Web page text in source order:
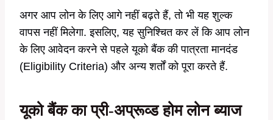
अगर आप लोन के लिए आगे नहीं बढ़ते हैं, तो भी यह शुल्क
वापस नहीं मिलेगा. इसलिए, यह सुनिश्चित कर लें कि आप लोन
के लिए आवेदन करने से पहले यूको बैंक की पात्रता मानदंड
(Eligibility Criteria) और अन्य शर्तों को पूरा करते हैं.
यूको बैंक का प्री-अप्रूव्ड होम लोन ब्याज